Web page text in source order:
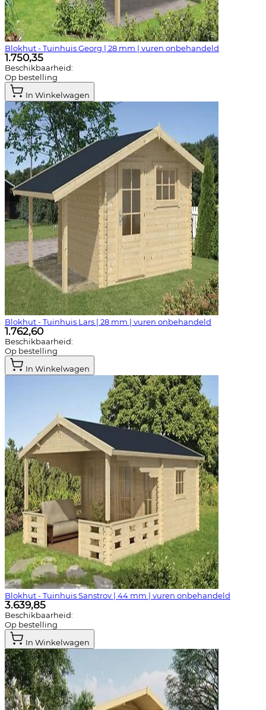
Blokhut - Tuinhuis Georg | 28 mm | vuren onbehandeld
1.750,35
Beschikbaarheid:
Op bestelling
In Winkelwagen
Blokhut - Tuinhuis Lars | 28 mm | vuren onbehandeld
1.762,60
Beschikbaarheid:
Op bestelling
In Winkelwagen
Blokhut - Tuinhuis Sanstrov | 44 mm | vuren onbehandeld
3.639,85
Beschikbaarheid:
Op bestelling
In Winkelwagen